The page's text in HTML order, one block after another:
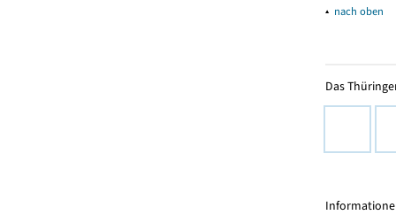
▴ nach oben
Das